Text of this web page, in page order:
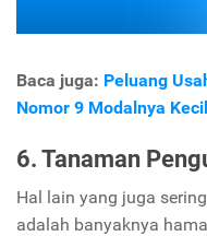
Baca juga: Peluang
Nomor 9 Modalnya
6. Tanaman
Hal lain yang juga
adalah banyaknya